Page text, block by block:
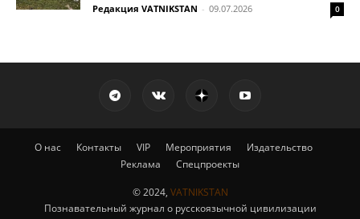
Редакция VATNIKSTAN - 09.07.2026 0
О нас Контакты VIP Мероприятия
Издательство
Реклама
Спецпроекты
© 2024, VATNIKSTAN
Познавательный журнал о русскоязычной цивилизации